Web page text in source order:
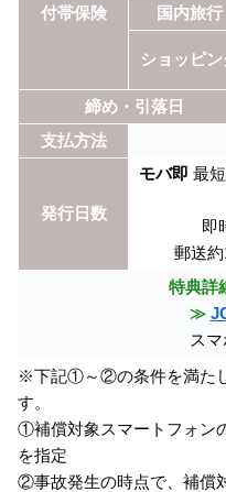
付帯保険
国内旅行
ショッピン
締め・引落日
支払方法
発行日数
モバ即 最
即
郵送約
特典詳
≫
ス
※下記①～②の条件を満た
す。
①補償対象スマートフォン
を指定
②事故発生の時点で、補償